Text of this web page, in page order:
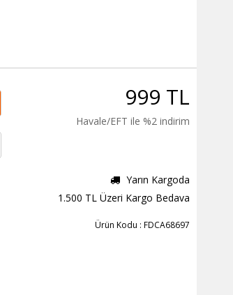
999 TL
Havale/EFT ile %2 indirim
Yarın Kargoda
1.500 TL Üzeri Kargo Bedava
Ürün Kodu : FDCA68697